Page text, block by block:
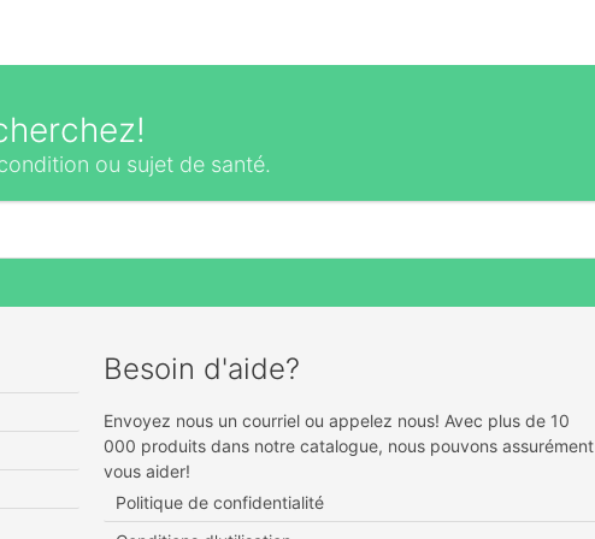
ou sujet de santé.
Besoin d'aide?
Envoyez nous un courriel ou appelez nous! Avec plus de 10
000 produits dans notre catalogue, nous pouvons assurément
vous aider!
Politique de confidentialité